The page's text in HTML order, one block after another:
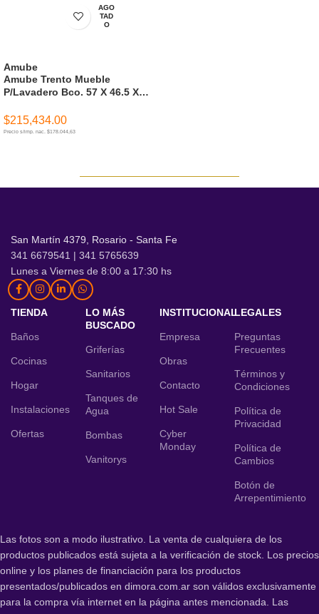
AGO
TAD
O
Amube Trento Mueble
P/Lavadero Bco. 57 X 46.5 X
Acrilico ( Para Armar )
Amube
$215,434.00
Precio s/imp. nac. $178.044,63
San Martín 4379, Rosario - Santa Fe
341 6679541 | 341 5765639
Lunes a Viernes de 8:00 a 17:30 hs
TIENDA
Baños
Cocinas
Hogar
Instalaciones
Ofertas
LO MÁS
BUSCADO
Griferías
Sanitarios
Tanques de
Agua
Bombas
Vanitorys
INSTITUCIONAL
Empresa
Obras
Contacto
Hot Sale
Cyber
Monday
LEGALES
Preguntas
Frecuentes
Términos y
Condiciones
Política de
Privacidad
Política de
Cambios
Botón de
Arrepentimiento
Las fotos son a modo ilustrativo. La venta de cualquiera de los
productos publicados está sujeta a la verificación de stock. Los precios
online y los planes de financiación para los productos
presentados/publicados en dimora.com.ar son válidos exclusivamente
para la compra vía internet en la página antes mencionada. Las